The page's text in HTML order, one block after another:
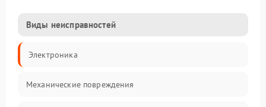
Виды неисправностей
Электроника
Механические повреждения